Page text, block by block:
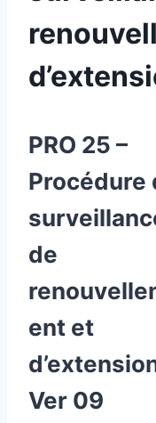
PRO 25 –
Procédure
de
ent et
Ver 09